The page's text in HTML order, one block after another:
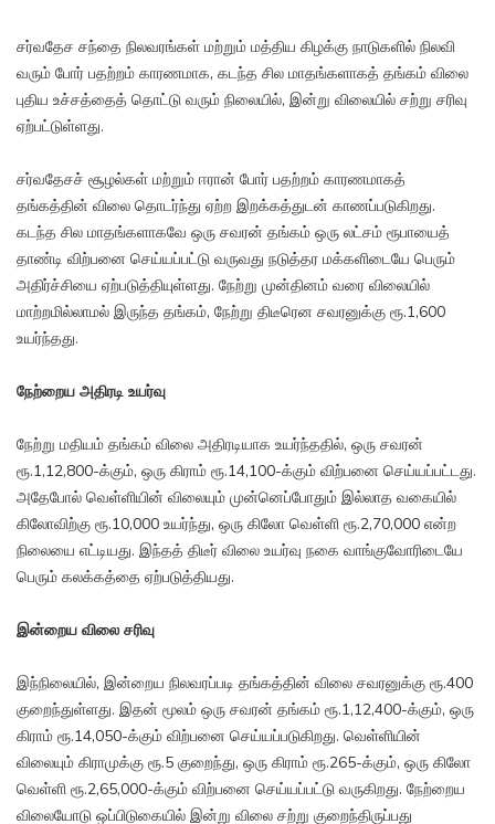
சர்வதேச சந்தை நிலவரங்கள் மற்றும் மத்திய கிழக்கு நாடுகளில் நிலவி
வரும் போர் பதற்றம் காரணமாக, கடந்த சில மாதங்களாகத் தங்கம் விலை
புதிய உச்சத்தைத் தொட்டு வரும் நிலையில், இன்று விலையில் சற்று சரிவு
ஏற்பட்டுள்ளது.
சர்வதேசச் சூழல்கள் மற்றும் ஈரான் போர் பதற்றம் காரணமாகத்
தங்கத்தின் விலை தொடர்ந்து ஏற்ற இறக்கத்துடன் காணப்படுகிறது.
கடந்த சில மாதங்களாகவே ஒரு சவரன் தங்கம் ஒரு லட்சம் ரூபாயைத்
தாண்டி விற்பனை செய்யப்பட்டு வருவது நடுத்தர மக்களிடையே பெரும்
அதிர்ச்சியை ஏற்படுத்தியுள்ளது. நேற்று முன்தினம் வரை விலையில்
மாற்றமில்லாமல் இருந்த தங்கம், நேற்று திடீரென சவரனுக்கு ரூ.1,600
உயர்ந்தது.
நேற்றைய அதிரடி உயர்வு
நேற்று மதியம் தங்கம் விலை அதிரடியாக உயர்ந்ததில், ஒரு சவரன்
ரூ.1,12,800-க்கும், ஒரு கிராம் ரூ.14,100-க்கும் விற்பனை செய்யப்பட்டது.
அதேபோல் வெள்ளியின் விலையும் முன்னெப்போதும் இல்லாத வகையில்
கிலோவிற்கு ரூ.10,000 உயர்ந்து, ஒரு கிலோ வெள்ளி ரூ.2,70,000 என்ற
நிலையை எட்டியது. இந்தத் திடீர் விலை உயர்வு நகை வாங்குவோரிடையே
பெரும் கலக்கத்தை ஏற்படுத்தியது.
இன்றைய விலை சரிவு
இந்நிலையில், இன்றைய நிலவரப்படி தங்கத்தின் விலை சவரனுக்கு ரூ.400
குறைந்துள்ளது. இதன் மூலம் ஒரு சவரன் தங்கம் ரூ.1,12,400-க்கும், ஒரு
கிராம் ரூ.14,050-க்கும் விற்பனை செய்யப்படுகிறது. வெள்ளியின்
விலையும் கிராமுக்கு ரூ.5 குறைந்து, ஒரு கிராம் ரூ.265-க்கும், ஒரு கிலோ
வெள்ளி ரூ.2,65,000-க்கும் விற்பனை செய்யப்பட்டு வருகிறது. நேற்றைய
விலையோடு ஒப்பிடுகையில் இன்று விலை சற்று குறைந்திருப்பது